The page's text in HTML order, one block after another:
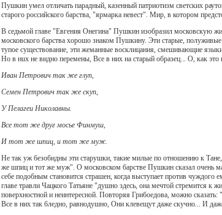
Пушкин умел отличать парадный, казенный патриотизм светских
старого российского барства, "ярмарка невест". Мир, в котором
В седьмой главе "Евгения Онегина" Пушкин изобразил московскую
московского барства хорошо знаком Пушкину. Эти старые,
тупое существование, эти жеманные восклицания, смешивающие
Но в нux нe видно перемены, Все в них на старый образец... О, как
Иван Петрович так же глуп,
Семен Петрович так же скуп,
У Пелагеи Николавны.
Все тот же друг мосье Финмуш,
И тот же шпиц, и тот же муж.
Не так уж безобидны эти старушки, такие милые по отношению к
же шпиц и тот же муж". О московском барстве Пушкин сказал очень
себе подобным становится страшен, когда выступает против
главе травли Чацкого Татьяне "душно здесь, она мечтой стремится к
поверхностной и неинтересной. Повторяя Грибоедова, можно
Все в них так бледно, равнодушно, Они клевещут даже скучно... И